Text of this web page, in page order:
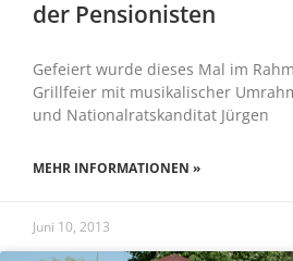
der Pensionisten
Gefeiert wurde dieses Mal im
Grillfeier mit musikalischer
und Nationalratskanditat Jürgen
MEHR INFORMATIONEN »
Juni 10, 2013